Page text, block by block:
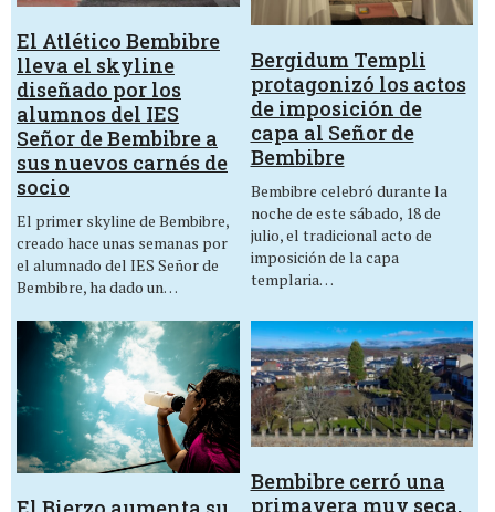
El Atlético Bembibre
lleva el skyline
diseñado por los
alumnos del IES
Señor de Bembibre a
sus nuevos carnés de
socio
El primer skyline de Bembibre,
creado hace unas semanas por
el alumnado del IES Señor de
Bembibre, ha dado un…
Bergidum Templi
protagonizó los actos
de imposición de
capa al Señor de
Bembibre
Bembibre celebró durante la
noche de este sábado, 18 de
julio, el tradicional acto de
imposición de la capa
templaria…
Bembibre cerró una
primavera muy seca,